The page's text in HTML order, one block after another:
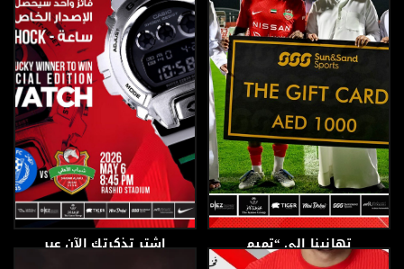
تهانينا إلى “تميم
القحطاني”
اشترِ تذكرتك الآن عبر